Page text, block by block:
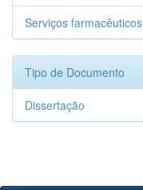
Serviços farmacêuticos
Tipo de Documento
Dissertação